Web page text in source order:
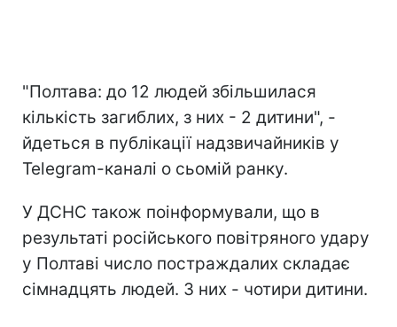
"Полтава: до 12 людей збільшилася
кількість загиблих, з них - 2 дитини", -
йдеться в публікації надзвичайників у
Telegram-каналі о сьомій ранку.
У ДСНС також поінформували, що в
результаті російського повітряного удару
у Полтаві число постраждалих складає
сімнадцять людей. З них - чотири дитини.